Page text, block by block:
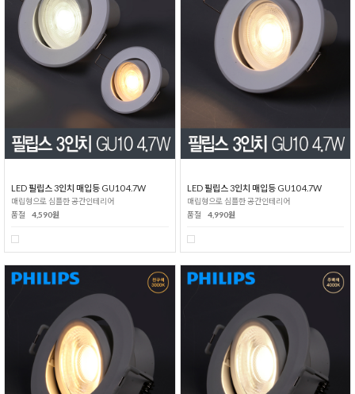
LED 필립스 3인치 매입등 GU10 4.7W
매립형으로 심플한 공간인테리어
품절
4,590원
LED 필립스 3인치 매입등 GU10 4.7W
매립형으로 심플한 공간인테리어
품절
4,990원